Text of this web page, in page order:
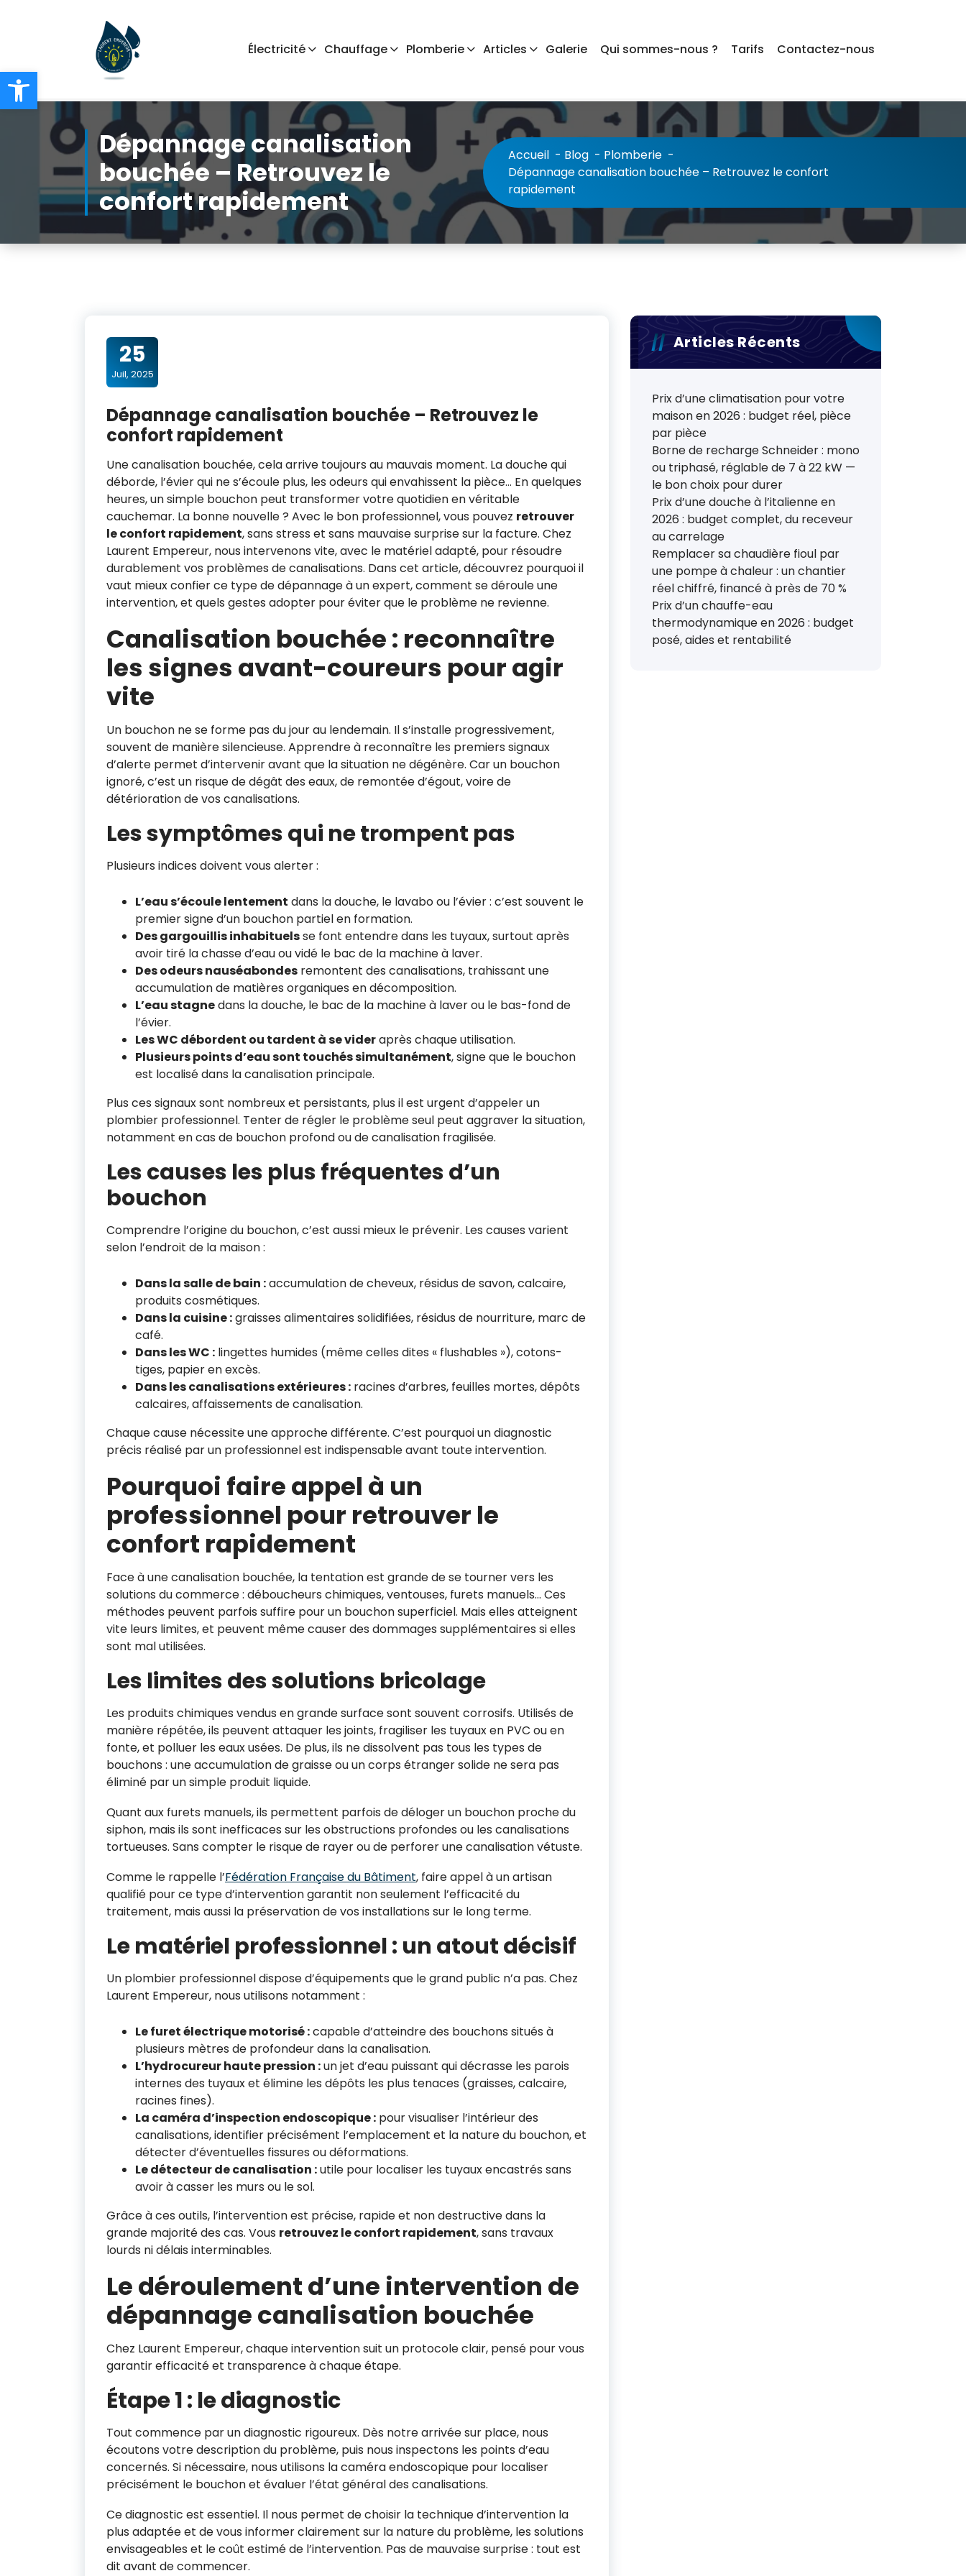
Ouvrir la barre d’outils
Électricité Chauffage Plomberie Articles Galerie Qui sommes-nous ? Tarifs Contactez-nous
Dépannage canalisation
bouchée – Retrouvez le
confort rapidement
Accueil - Blog - Plomberie -
Dépannage canalisation bouchée – Retrouvez le confort
rapidement
25
Juil, 2025
Dépannage canalisation bouchée – Retrouvez le
confort rapidement
Une canalisation bouchée, cela arrive toujours au mauvais moment. La douche qui
déborde, l’évier qui ne s’écoule plus, les odeurs qui envahissent la pièce… En quelques
heures, un simple bouchon peut transformer votre quotidien en véritable
cauchemar. La bonne nouvelle ? Avec le bon professionnel, vous pouvez retrouver
le confort rapidement, sans stress et sans mauvaise surprise sur la facture. Chez
Laurent Empereur, nous intervenons vite, avec le matériel adapté, pour résoudre
durablement vos problèmes de canalisations. Dans cet article, découvrez pourquoi il
vaut mieux confier ce type de dépannage à un expert, comment se déroule une
intervention, et quels gestes adopter pour éviter que le problème ne revienne.
Canalisation bouchée : reconnaître
les signes avant-coureurs pour agir
vite
Un bouchon ne se forme pas du jour au lendemain. Il s’installe progressivement,
souvent de manière silencieuse. Apprendre à reconnaître les premiers signaux
d’alerte permet d’intervenir avant que la situation ne dégénère. Car un bouchon
ignoré, c’est un risque de dégât des eaux, de remontée d’égout, voire de
détérioration de vos canalisations.
Les symptômes qui ne trompent pas
Plusieurs indices doivent vous alerter :
L’eau s’écoule lentement dans la douche, le lavabo ou l’évier : c’est souvent le
premier signe d’un bouchon partiel en formation.
Des gargouillis inhabituelsse font entendre dans les tuyaux, surtout après
avoir tiré la chasse d’eau ou vidé le bac de la machine à laver.
Des odeurs nauséabondes remontent des canalisations, trahissant une
accumulation de matières organiques en décomposition.
L’eau stagnedans la douche, le bac de la machine à laver ou le bas-fond de
l’évier.
Les WC débordent ou tardent à se videraprès chaque utilisation.
Plusieurs points d’eau sont touchés simultanément, signe que le bouchon
est localisé dans la canalisation principale.
Plus ces signaux sont nombreux et persistants, plus il est urgent d’appeler un
plombier professionnel. Tenter de régler le problème seul peut aggraver la situation,
notamment en cas de bouchon profond ou de canalisation fragilisée.
Les causes les plus fréquentes d’un
bouchon
Comprendre l’origine du bouchon, c’est aussi mieux le prévenir. Les causes varient
selon l’endroit de la maison :
Dans la salle de bain :accumulation de cheveux, résidus de savon, calcaire,
produits cosmétiques.
Dans la cuisine :graisses alimentaires solidifiées, résidus de nourriture, marc de
café.
Dans les WC : lingettes humides (même celles dites « flushables »), cotons-
tiges, papier en excès.
Dans les canalisations extérieures : racines d’arbres, feuilles mortes, dépôts
calcaires, affaissements de canalisation.
Chaque cause nécessite une approche différente. C’est pourquoi un diagnostic
précis réalisé par un professionnel est indispensable avant toute intervention.
Pourquoi faire appel à un
professionnel pour retrouver le
confort rapidement
Face à une canalisation bouchée, la tentation est grande de se tourner vers les
solutions du commerce : déboucheurs chimiques, ventouses, furets manuels… Ces
méthodes peuvent parfois suffire pour un bouchon superficiel. Mais elles atteignent
vite leurs limites, et peuvent même causer des dommages supplémentaires si elles
sont mal utilisées.
Les limites des solutions bricolage
Les produits chimiques vendus en grande surface sont souvent corrosifs. Utilisés de
manière répétée, ils peuvent attaquer les joints, fragiliser les tuyaux en PVC ou en
fonte, et polluer les eaux usées. De plus, ils ne dissolvent pas tous les types de
bouchons : une accumulation de graisse ou un corps étranger solide ne sera pas
éliminé par un simple produit liquide.
Quant aux furets manuels, ils permettent parfois de déloger un bouchon proche du
siphon, mais ils sont inefficaces sur les obstructions profondes ou les canalisations
tortueuses. Sans compter le risque de rayer ou de perforer une canalisation vétuste.
Comme le rappelle l’Fédération Française du Bâtiment, faire appel à un artisan
qualifié pour ce type d’intervention garantit non seulement l’efficacité du
traitement, mais aussi la préservation de vos installations sur le long terme.
Le matériel professionnel : un atout décisif
Un plombier professionnel dispose d’équipements que le grand public n’a pas. Chez
Laurent Empereur, nous utilisons notamment :
Le furet électrique motorisé :capable d’atteindre des bouchons situés à
plusieurs mètres de profondeur dans la canalisation.
L’hydrocureur haute pression :un jet d’eau puissant qui décrasse les parois
internes des tuyaux et élimine les dépôts les plus tenaces (graisses, calcaire,
racines fines).
La caméra d’inspection endoscopique : pour visualiser l’intérieur des
canalisations, identifier précisément l’emplacement et la nature du bouchon, et
détecter d’éventuelles fissures ou déformations.
Le détecteur de canalisation :utile pour localiser les tuyaux encastrés sans
avoir à casser les murs ou le sol.
Grâce à ces outils, l’intervention est précise, rapide et non destructive dans la
grande majorité des cas. Vous retrouvez le confort rapidement, sans travaux
lourds ni délais interminables.
Le déroulement d’une intervention de
dépannage canalisation bouchée
Chez Laurent Empereur, chaque intervention suit un protocole clair, pensé pour vous
garantir efficacité et transparence à chaque étape.
Étape 1 : le diagnostic
Tout commence par un diagnostic rigoureux. Dès notre arrivée sur place, nous
écoutons votre description du problème, puis nous inspectons les points d’eau
concernés. Si nécessaire, nous utilisons la caméra endoscopique pour localiser
précisément le bouchon et évaluer l’état général des canalisations.
Ce diagnostic est essentiel. Il nous permet de choisir la technique d’intervention la
plus adaptée et de vous informer clairement sur la nature du problème, les solutions
envisageables et le coût estimé de l’intervention. Pas de mauvaise surprise : tout est
dit avant de commencer.
Articles Récents
Prix d’une climatisation pour votre
maison en 2026 : budget réel, pièce
par pièce
Borne de recharge Schneider : mono
ou triphasé, réglable de 7 à 22 kW —
le bon choix pour durer
Prix d’une douche à l’italienne en
2026 : budget complet, du receveur
au carrelage
Remplacer sa chaudière fioul par
une pompe à chaleur : un chantier
réel chiffré, financé à près de 70 %
Prix d’un chauffe-eau
thermodynamique en 2026 : budget
posé, aides et rentabilité